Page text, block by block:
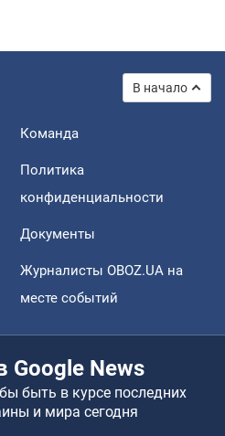
В начало
Команда
Политика
конфиденциальности
Документы
Журналисты OBOZ.UA на
месте событий
Google News
быть в курсе последних
и мира сегодня